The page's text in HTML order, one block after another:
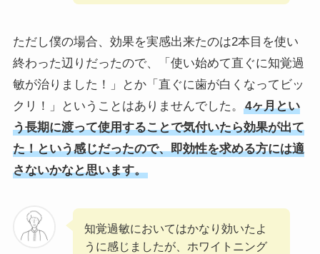
ただし僕の場合、効果を実感出来たのは2本目を使い
終わった辺りだったので、「使い始めて直ぐに知覚過
敏が治りました！」とか「直ぐに歯が白くなってビッ
クリ！」ということはありませんでした。
4ヶ月とい
う長期に渡って使用することで気付いたら効果が出て
た！という感じだったので、即効性を求める方には適
さないかなと思います。
知覚過敏においてはかなり効いたよ
うに感じましたが、ホワイトニング